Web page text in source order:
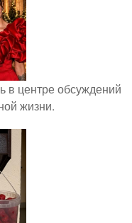
в центре обсуждений
жизни.